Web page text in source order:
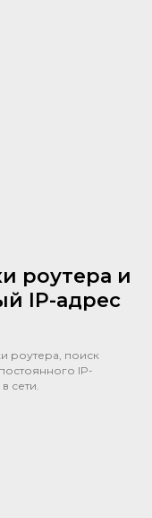
роутера и
IP-адрес
роутера, поиск
IP-
сети.